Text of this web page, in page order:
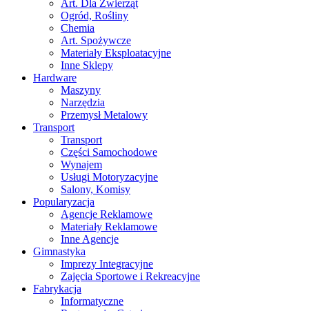
Art. Dla Zwierząt
Ogród, Rośliny
Chemia
Art. Spożywcze
Materiały Eksploatacyjne
Inne Sklepy
Hardware
Maszyny
Narzędzia
Przemysł Metalowy
Transport
Transport
Części Samochodowe
Wynajem
Usługi Motoryzacyjne
Salony, Komisy
Popularyzacja
Agencje Reklamowe
Materiały Reklamowe
Inne Agencje
Gimnastyka
Imprezy Integracyjne
Zajęcia Sportowe i Rekreacyjne
Fabrykacja
Informatyczne